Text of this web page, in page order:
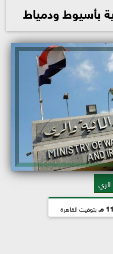
بأسيوط ودمياط
بتوقيت القاهرة